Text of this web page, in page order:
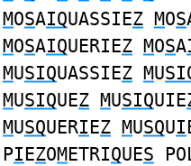
MOSAIQUASSIEZ MOS
MOSAIQUERIEZ MOSA
MUSIQUASSIEZ MU
MUSIQUEZ MUSIQUIE
MUSQUERIEZ MUSQUI
PIEZOMETRIQUES